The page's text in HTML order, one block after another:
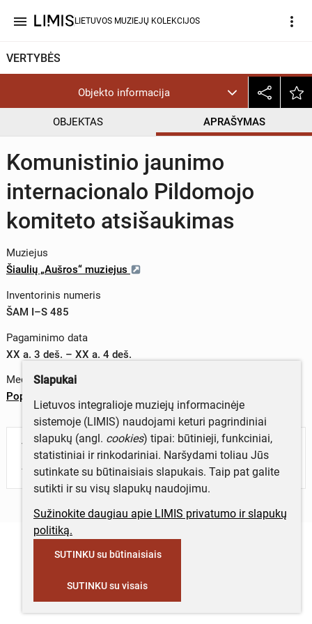
menu LIETUVOS MUZIEJŲ KOLEKCIJOS more_vert
VERTYBĖS
Objekto informacija
OBJEKTAS APRAŠYMAS
Komunistinio jaunimo
internacionalo Pildomojo
komiteto atsišaukimas
Muziejus
Šiaulių „Aušros“ muziejus
Inventorinis numeris
ŠAM I–S 485
Pagaminimo data
XX a. 3 deš. – XX a. 4 deš.
Medžiagos
Popierius
Turite daugiau informacijos apie objektą?
Parašykite mums!
Slapukai
Lietuvos integralioje muziejų informacinėje
sistemoje (LIMIS) naudojami keturi pagrindiniai
slapukų (angl. cookies) tipai: būtinieji, funkciniai,
statistiniai ir rinkodariniai. Naršydami toliau Jūs
sutinkate su būtinaisiais slapukais. Taip pat galite
sutikti ir su visų slapukų naudojimu.
Sužinokite daugiau apie LIMIS privatumo ir slapukų
politiką.
SUTINKU su būtinaisiais
SUTINKU su visais